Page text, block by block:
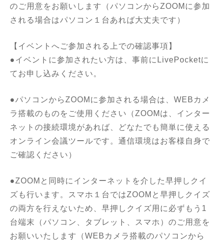
のご用意をお願いします（パソコンからZOOMに参加
される場合はパソコン１台あれば大丈夫です）
【イベントへご参加される上での確認事項】
●イベントに参加されたい方は、事前にLivePocketに
てお申し込みください。
●パソコンからZOOMに参加される場合は、WEBカメ
ラ搭載のものをご使用ください（ZOOMは、インター
ネットの接続環境があれば、どなたでも簡単に使える
オンライン会議ツールです。通信環境はお客様自身で
ご確認ください）
●ZOOMと同時にインターネットを介した早押しクイ
ズも行います。スマホ１台ではZOOMと早押しクイズ
の両方を行えないため、早押しクイズ用に必ずもう1
台端末（パソコン、タブレット、スマホ）のご用意を
お願いいたします（WEBカメラ搭載のパソコンから